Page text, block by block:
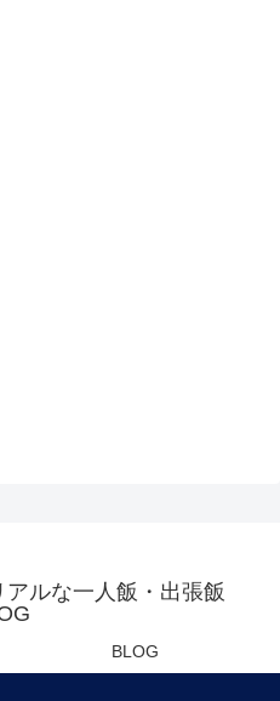
ルな一人飯・出張飯
BLOG